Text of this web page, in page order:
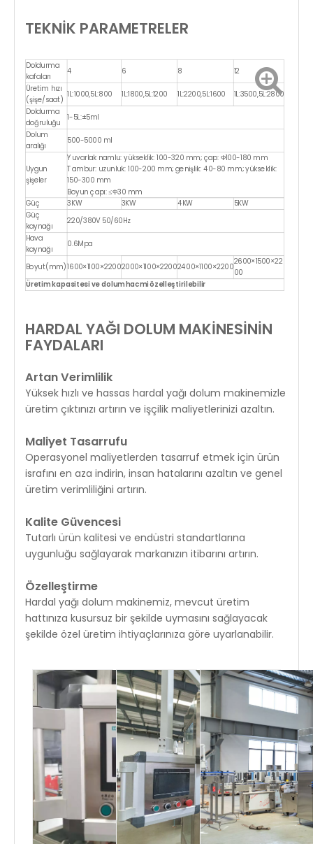
TEKNİK PARAMETRELER
Doldurma
kafaları
4 6 8 12
Üretim hızı
(şişe/saat)
1L:1000,5L:800 1L:1800,5L:1200 1L:2200,5L:1600 1L:3500,5L:2800
Doldurma
doğruluğu
1-5L:±5ml
Dolum
aralığı
500-5000 ml
Uygun
şişeler
Yuvarlak namlu: yükseklik: 100-320 mm; çap: Φ100-180 mm
Tambur: uzunluk: 100-200 mm; genişlik: 40-80 mm; yükseklik:
150-300 mm
Boyun çapı: ≤Φ30 mm
Güç 3KW 3KW 4KW
5KW
Güç
kaynağı
220/380V 50/60Hz
Hava
kaynağı
0.6Mpa
Boyut(mm)1600×1100×22002000×1100×22002400×1100×2200
2600×1500×22
00
Üretim kapasitesi ve dolum hacmi özelleştirilebilir
HARDAL YAĞI DOLUM MAKİNESİNİN
FAYDALARI
Artan Verimlilik
Yüksek hızlı ve hassas hardal yağı dolum makinemizle
üretim çıktınızı artırın ve işçilik maliyetlerinizi azaltın.
Maliyet Tasarrufu
Operasyonel maliyetlerden tasarruf etmek için ürün
israfını en aza indirin, insan hatalarını azaltın ve genel
üretim verimliliğini artırın.
Kalite Güvencesi
Tutarlı ürün kalitesi ve endüstri standartlarına
uygunluğu sağlayarak markanızın itibarını artırın.
Özelleştirme
Hardal yağı dolum makinemiz, mevcut üretim
hattınıza kusursuz bir şekilde uymasını sağlayacak
şekilde özel üretim ihtiyaçlarınıza göre uyarlanabilir.